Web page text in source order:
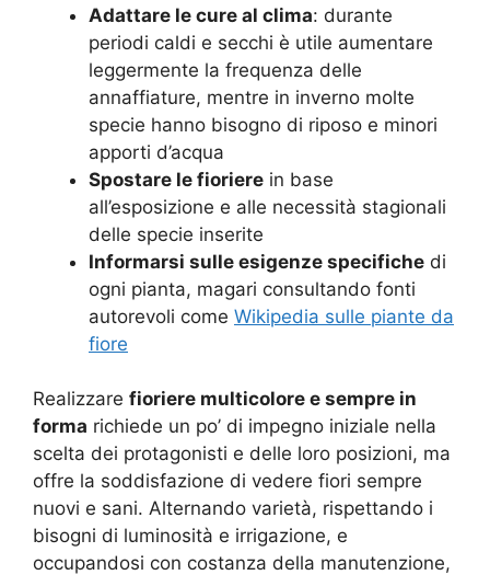
Adattare le cure al clima: durante
periodi caldi e secchi è utile aumentare
leggermente la frequenza delle
annaffiature, mentre in inverno molte
specie hanno bisogno di riposo e minori
apporti d’acqua
Spostare le fioriere in base
all’esposizione e alle necessità stagionali
delle specie inserite
Informarsi sulle esigenze specifiche di
ogni pianta, magari consultando fonti
autorevoli come Wikipedia sulle piante da
fiore
Realizzare fioriere multicolore e sempre in
forma richiede un po’ di impegno iniziale nella
scelta dei protagonisti e delle loro posizioni, ma
offre la soddisfazione di vedere fiori sempre
nuovi e sani. Alternando varietà, rispettando i
bisogni di luminosità e irrigazione, e
occupandosi con costanza della manutenzione,